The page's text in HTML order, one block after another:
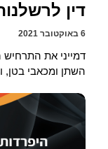
דין
6 באוקטובר 2021
דמייני את
השתן ומכאבי בטן,